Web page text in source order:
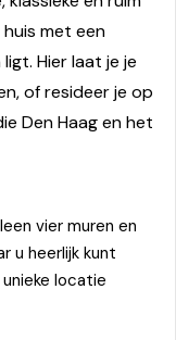
met een
Hier laat je je
of resideer je op
Den Haag en het
vier muren en
u heerlijk kunt
locatie